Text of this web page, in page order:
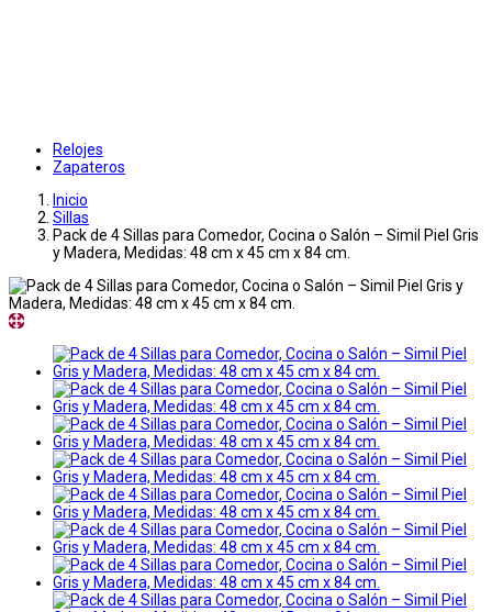
Relojes
Zapateros
Inicio
Sillas
Pack de 4 Sillas para Comedor, Cocina o Salón – Simil Piel Gris
y Madera, Medidas: 48 cm x 45 cm x 84 cm.